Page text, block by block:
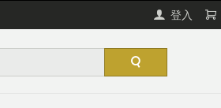
登入